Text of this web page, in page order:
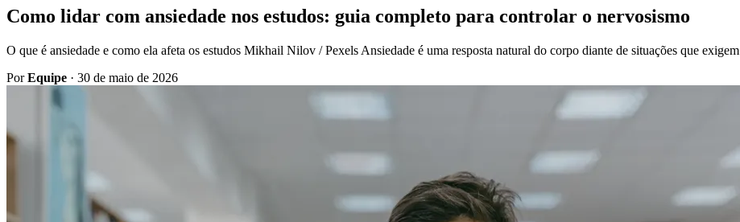
Como lidar com ansiedade nos estudos: guia completo para controlar o nervosismo
O que é ansiedade e como ela afeta os estudos Mikhail Nilov / Pexels Ansiedade é uma resposta natural do corpo diante de situações que
PorEquipe · 30 de maio de 2026